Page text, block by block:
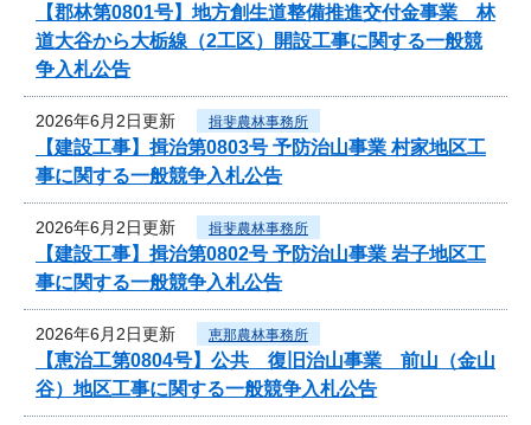
【郡林第0801号】地方創生道整備推進交付金事業 林
道大谷から大栃線（2工区）開設工事に関する一般競
争入札公告
2026年6月2日更新 揖斐農林事務所
【建設工事】揖治第0803号 予防治山事業 村家地区工
事に関する一般競争入札公告
2026年6月2日更新 揖斐農林事務所
【建設工事】揖治第0802号 予防治山事業 岩子地区工
事に関する一般競争入札公告
2026年6月2日更新 恵那農林事務所
【恵治工第0804号】公共 復旧治山事業 前山（金山
谷）地区工事に関する一般競争入札公告